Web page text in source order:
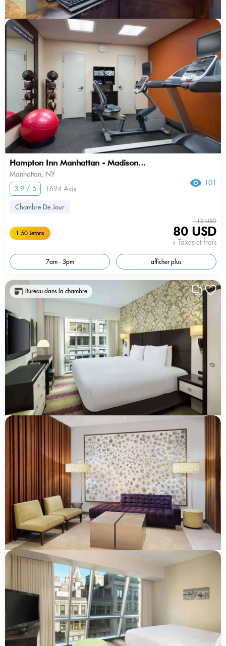
Hampton Inn Manhattan - Madison...
Manhattan, NY
3.9 / 5
1694 Avis
101
Chambre De Jour
1.50 Jetons
112 USD
80 USD
+ Taxes et frais
7am - 3pm afficher plus
Bureau dans la chambre